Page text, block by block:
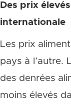
Des prix
internationale
Les prix
pays à l’autre.
des denrées
moins élevés